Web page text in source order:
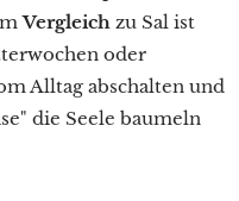
Vergleich zu Sal ist
oder
Alltag abschalten und
die Seele baumeln